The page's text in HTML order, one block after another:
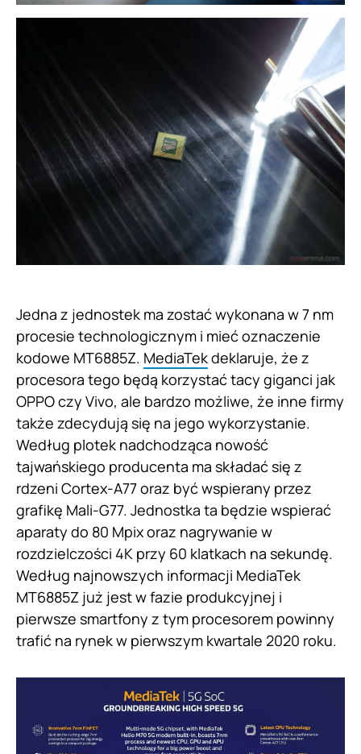
Jedna z jednostek ma zostać wykonana w 7 nm
procesie technologicznym i mieć oznaczenie
kodowe MT6885Z. MediaTekdeklaruje, że z
procesora tego będą korzystać tacy giganci jak
OPPO czy Vivo, ale bardzo możliwe, że inne firmy
także zdecydują się na jego wykorzystanie.
Według plotek nadchodząca nowość
tajwańskiego producenta ma składać się z
rdzeni Cortex-A77 oraz być wspierany przez
grafikę Mali-G77. Jednostka ta będzie wspierać
aparaty do 80 Mpix oraz nagrywanie w
rozdzielczości 4K przy 60 klatkach na sekundę.
Według najnowszych informacji MediaTek
MT6885Z już jest w fazie produkcyjnej i
pierwsze smartfony z tym procesorem powinny
trafić na rynek w pierwszym kwartale 2020 roku.